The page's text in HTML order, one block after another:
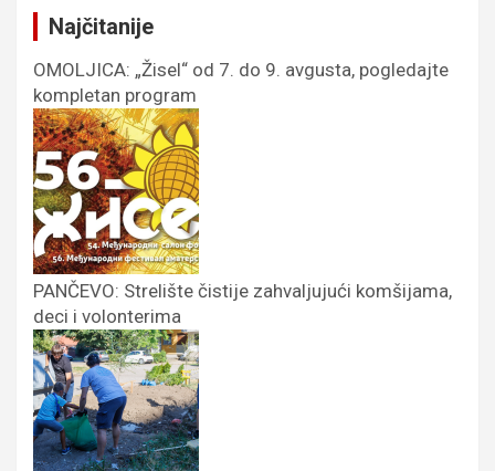
Najčitanije
OMOLJICA: „Žisel“ od 7. do 9. avgusta, pogledajte
kompletan program
PANČEVO: Strelište čistije zahvaljujući komšijama,
deci i volonterima